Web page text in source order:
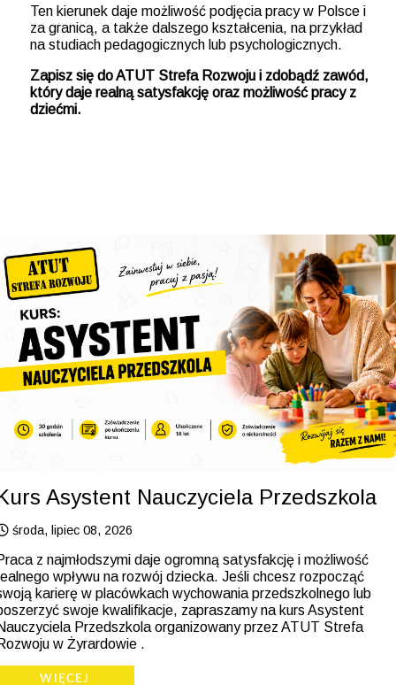
Ten kierunek daje możliwość podjęcia pracy w Polsce i
za granicą, a także dalszego kształcenia, na przykład
na studiach pedagogicznych lub psychologicznych.
Zapisz się do ATUT Strefa Rozwoju i zdobądź zawód,
który daje realną satysfakcję oraz możliwość pracy z
dziećmi.
Asystent Nauczyciela Przedszkola
środa, lipiec 08, 2026
z najmłodszymi daje ogromną satysfakcję i możliwość
wpływu na rozwój dziecka. Jeśli chcesz rozpocząć
karierę w placówkach wychowania przedszkolnego lub
swoje kwalifikacje, zapraszamy na kurs Asystent
Przedszkola organizowany przez ATUT Strefa
w Żyrardowie .
WIĘCEJ